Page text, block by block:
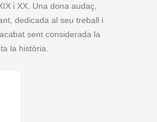
i XX. Una dona audaç,
dedicada al seu treball i
sent considerada la
la història.